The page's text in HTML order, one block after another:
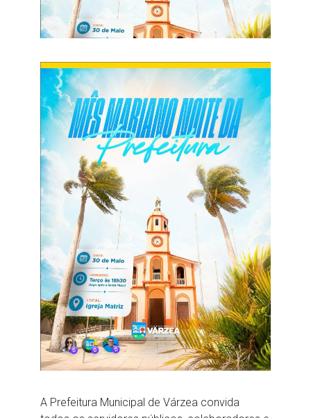
A Prefeitura Municipal de Várzea convida